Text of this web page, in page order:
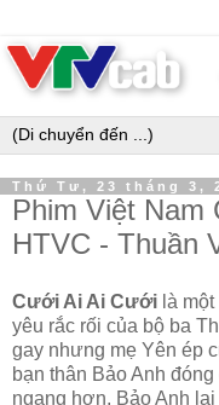
Thứ Tư, 23 tháng 3,
Phim Việt
HTVC - Thuần
Cưới Ai Ai Cưới là
yêu rắc rối của bộ ba
gay nhưng mẹ Yên ép
bạn thân Bảo Anh
ngang hơn, Bảo Anh